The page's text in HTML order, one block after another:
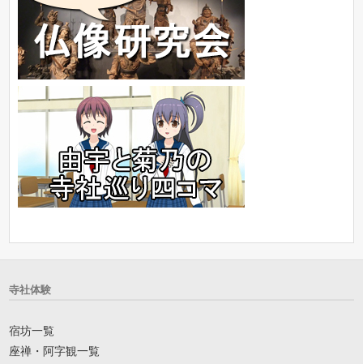
寺社体験
宿坊一覧
座禅・阿字観一覧